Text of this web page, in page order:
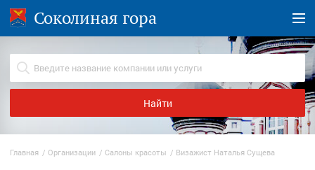
Соколиная гора
Найти
Главная Организации Салоны красоты Визажист Наталья Сущева